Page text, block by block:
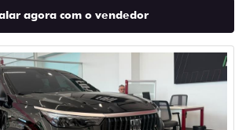
agora com o vendedor